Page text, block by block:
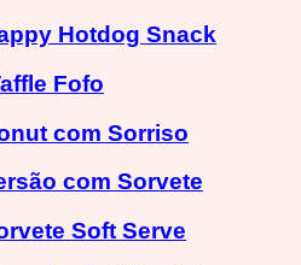
Hotdog Snack
Fofo
com Sorriso
com Sorvete
Soft Serve